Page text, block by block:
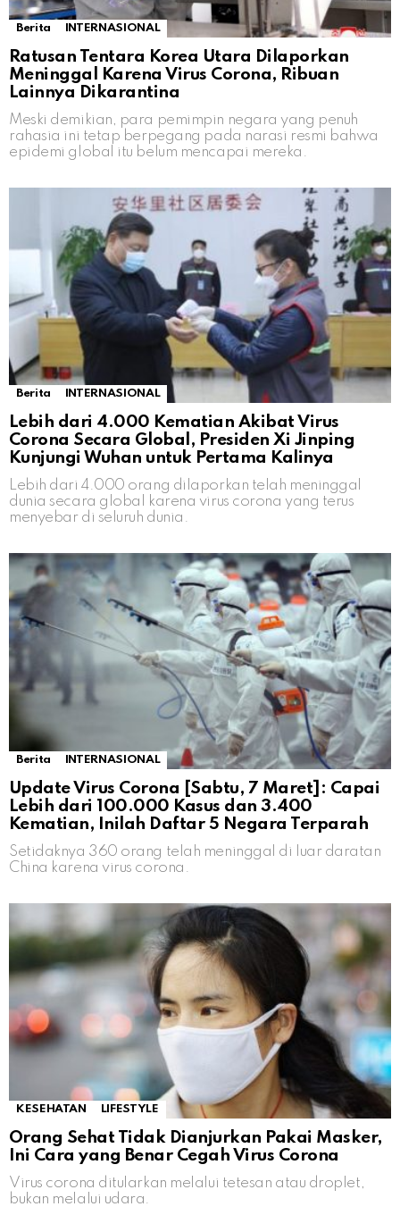
Berita INTERNASIONAL
Ratusan Tentara Korea Utara Dilaporkan
Meninggal Karena Virus Corona, Ribuan
Lainnya Dikarantina
Meski demikian, para pemimpin negara yang penuh
rahasia ini tetap berpegang pada narasi resmi bahwa
epidemi global itu belum mencapai mereka.
Berita INTERNASIONAL
Lebih dari 4.000 Kematian Akibat Virus
Corona Secara Global, Presiden Xi Jinping
Kunjungi Wuhan untuk Pertama Kalinya
Lebih dari 4.000 orang dilaporkan telah meninggal
dunia secara global karena virus corona yang terus
menyebar di seluruh dunia.
Berita INTERNASIONAL
Update Virus Corona [Sabtu, 7 Maret]: Capai
Lebih dari 100.000 Kasus dan 3.400
Kematian, Inilah Daftar 5 Negara Terparah
Setidaknya 360 orang telah meninggal di luar daratan
China karena virus corona.
KESEHATAN LIFESTYLE
Orang Sehat Tidak Dianjurkan Pakai Masker,
Ini Cara yang Benar Cegah Virus Corona
Virus corona ditularkan melalui tetesan atau droplet,
bukan melalui udara.